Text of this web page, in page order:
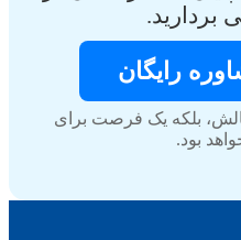
بردارید.
رایگان
چالش، بلکه یک فرصت برای
بود.